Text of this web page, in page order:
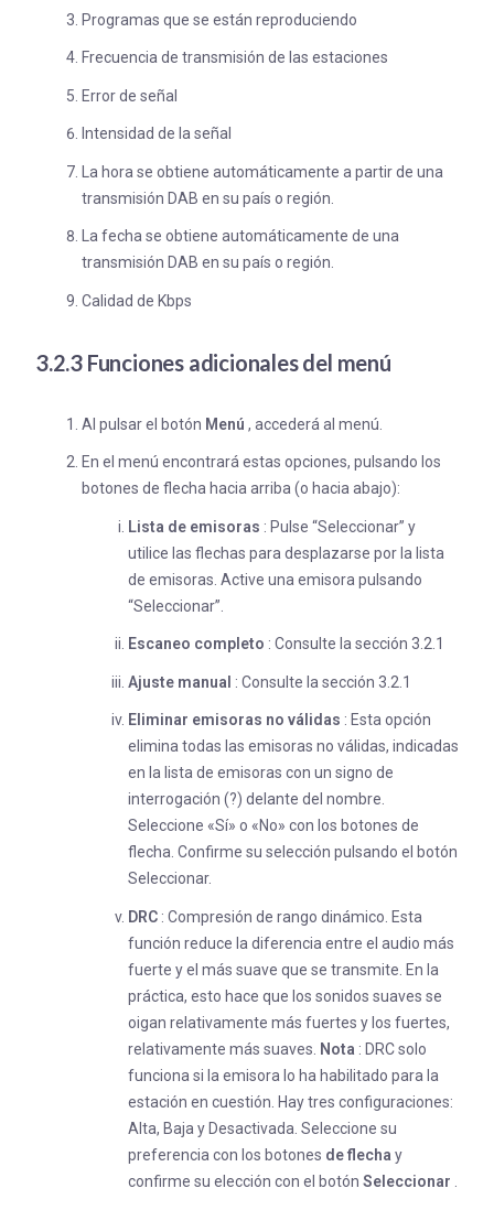
Programas que se están reproduciendo
Frecuencia de transmisión de las estaciones
Error de señal
Intensidad de la señal
La hora se obtiene automáticamente a partir de una
transmisión DAB en su país o región.
La fecha se obtiene automáticamente de una
transmisión DAB en su país o región.
Calidad de Kbps
3.2.3 Funciones adicionales del menú
Al pulsar el botón Menú , accederá al menú.
En el menú encontrará estas opciones, pulsando los
botones de flecha hacia arriba (o hacia abajo):
Lista de emisoras : Pulse “Seleccionar” y
utilice las flechas para desplazarse por la lista
de emisoras. Active una emisora pulsando
“Seleccionar”.
Escaneo completo : Consulte la sección 3.2.1
Ajuste manual : Consulte la sección 3.2.1
Eliminar emisoras no válidas : Esta opción
elimina todas las emisoras no válidas, indicadas
en la lista de emisoras con un signo de
interrogación (?) delante del nombre.
Seleccione «Sí» o «No» con los botones de
flecha. Confirme su selección pulsando el botón
Seleccionar.
DRC : Compresión de rango dinámico. Esta
función reduce la diferencia entre el audio más
fuerte y el más suave que se transmite. En la
práctica, esto hace que los sonidos suaves se
oigan relativamente más fuertes y los fuertes,
relativamente más suaves. Nota : DRC solo
funciona si la emisora lo ha habilitado para la
estación en cuestión. Hay tres configuraciones:
Alta, Baja y Desactivada. Seleccione su
preferencia con los botones de flecha y
confirme su elección con el botón Seleccionar